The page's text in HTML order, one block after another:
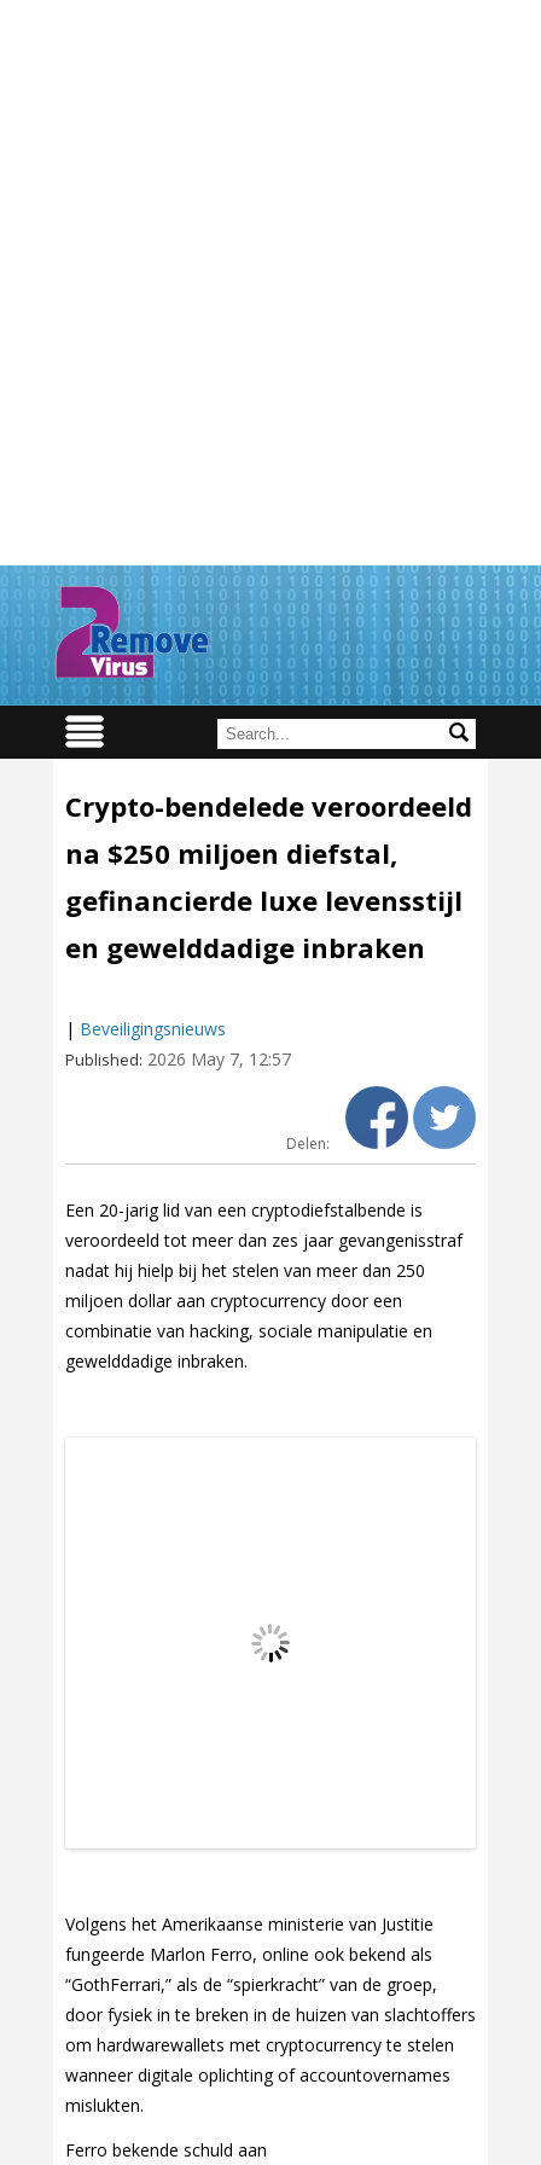
Crypto-bendelede veroordeeld
na $250 miljoen diefstal,
gefinancierde luxe levensstijl
en gewelddadige inbraken
| Beveiligingsnieuws
Published: 2026 May 7, 12:57
Delen:
Een 20-jarig lid van een cryptodiefstalbende is
veroordeeld tot meer dan zes jaar gevangenisstraf
nadat hij hielp bij het stelen van meer dan 250
miljoen dollar aan cryptocurrency door een
combinatie van hacking, sociale manipulatie en
gewelddadige inbraken.
Volgens het Amerikaanse ministerie van Justitie
fungeerde Marlon Ferro, online ook bekend als
“GothFerrari,” als de “spierkracht” van de groep,
door fysiek in te breken in de huizen van slachtoffers
om hardwarewallets met cryptocurrency te stelen
wanneer digitale oplichting of accountovernames
mislukten.
Ferro bekende schuld aan